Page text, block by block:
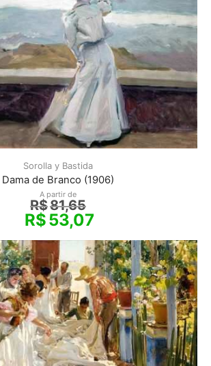
Sorolla y Bastida
Dama de Branco (1906)
A partir de
R$81,65
R$53,07